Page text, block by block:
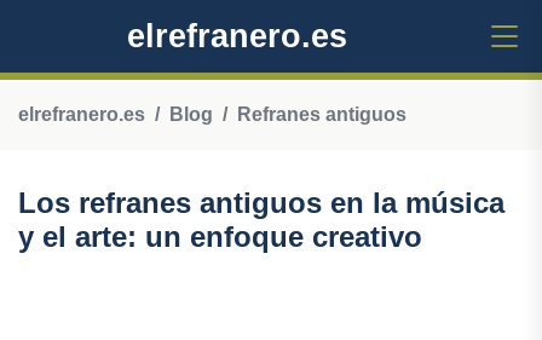
elrefranero.es
elrefranero.es Blog Refranes antiguos
Los refranes antiguos en la música
y el arte: un enfoque creativo